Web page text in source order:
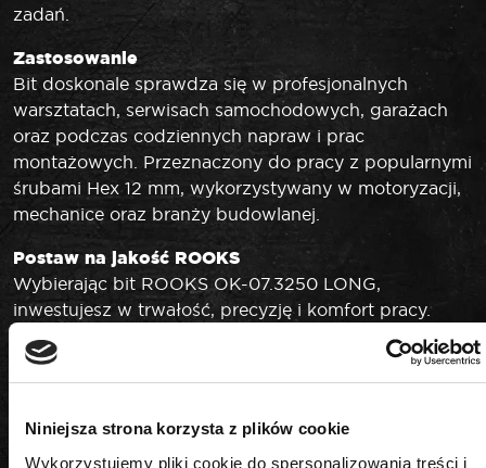
Niniejsza strona korzysta z plików cookie
Wykorzystujemy pliki cookie do spersonalizowania treści i
zadań.
Zastosowanie
Bit doskonale sprawdza się w profesjonalnych
warsztatach, serwisach samochodowych, garażach
oraz podczas codziennych napraw i prac
montażowych. Przeznaczony do pracy z popularnymi
śrubami Hex 12 mm, wykorzystywany w motoryzacji,
mechanice oraz branży budowlanej.
Postaw na jakość ROOKS
Wybierając bit ROOKS OK-07.3250 LONG,
inwestujesz w trwałość, precyzję i komfort pracy.
Marka ROOKS to gwarancja najwyższej jakości,
innowacyjnych rozwiązań oraz wsparcia
technicznego dla najbardziej wymagających
sprawiają, że narzędzie spełnia oczekiwania